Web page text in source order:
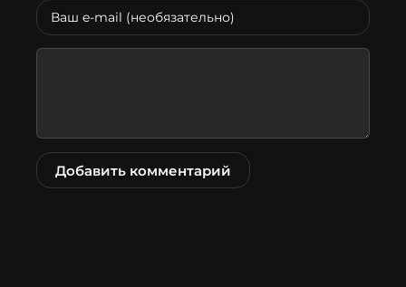
Добавить комментарий